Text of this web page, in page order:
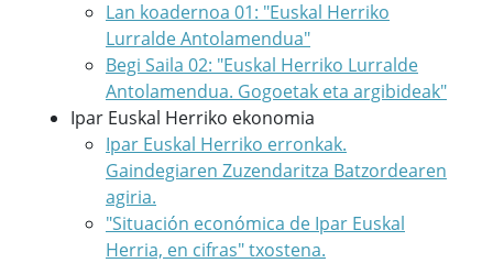
Lan koadernoa 01: "Euskal Herriko
Lurralde Antolamendua"
Begi Saila 02: "Euskal Herriko Lurralde
Antolamendua. Gogoetak eta argibideak"
Ipar Euskal Herriko ekonomia
Ipar Euskal Herriko erronkak.
Gaindegiaren Zuzendaritza Batzordearen
agiria.
"Situación económica de Ipar Euskal
Herria, en cifras" txostena.